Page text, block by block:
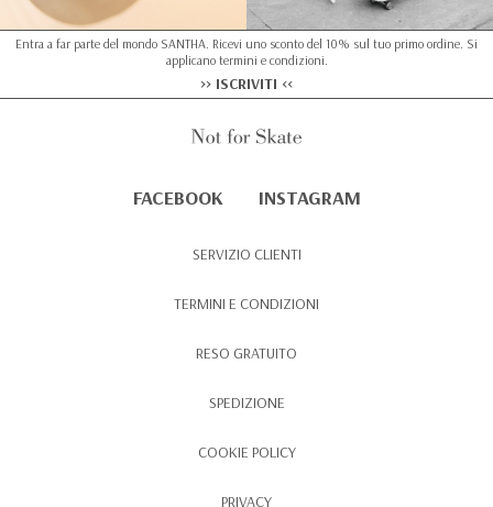
Entra a far parte del mondo SANTHA. Ricevi uno sconto del 10% sul tuo primo ordine. Si
applicano termini e condizioni.
>> ISCRIVITI <<
FACEBOOK INSTAGRAM
SERVIZIO CLIENTI
TERMINI E CONDIZIONI
RESO GRATUITO
SPEDIZIONE
COOKIE POLICY
PRIVACY